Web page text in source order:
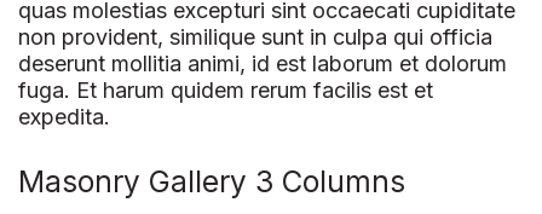
quas molestias excepturi sint occaecati cupiditate
non provident, similique sunt in culpa qui officia
deserunt mollitia animi, id est laborum et dolorum
fuga. Et harum quidem rerum facilis est et
expedita.
Masonry Gallery 3 Columns